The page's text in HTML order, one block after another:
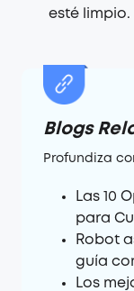
esté limpio.
Blogs
Profundiza
Las 10
para
Robot
guía
Los